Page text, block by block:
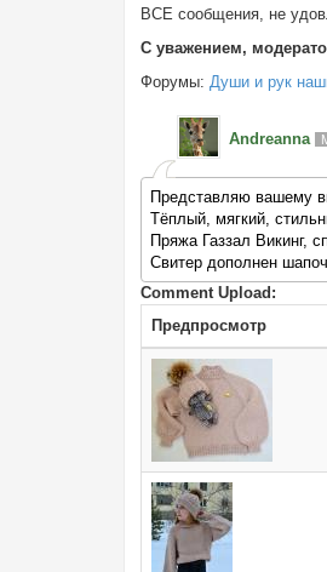
ВСЕ сообщения, не
С уважением,
Форумы: Души и рук
Andreanna
Представляю вашему
Тёплый, мягкий,
Пряжа Газзал Викинг,
Свитер дополнен
Comment Upload:
Предпросмотр